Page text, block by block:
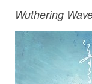
Wuthering